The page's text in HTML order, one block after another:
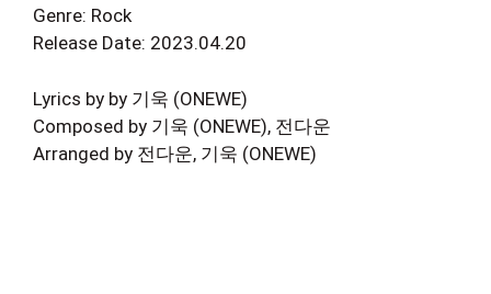
Genre: Rock
Release Date: 2023.04.20
Lyrics by by 기욱 (ONEWE)
Composed by 기욱 (ONEWE), 전다운
Arranged by 전다운, 기욱 (ONEWE)